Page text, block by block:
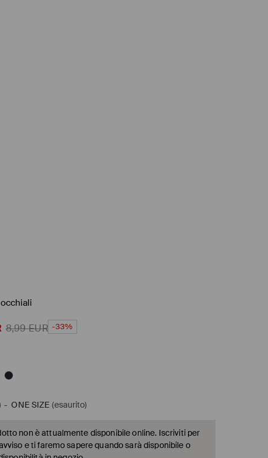
8,99EUR -33%
-ONE SIZE (esaurito)
non è attualmente disponibile online. Iscriviti per
e ti faremo sapere quando sarà disponibile o